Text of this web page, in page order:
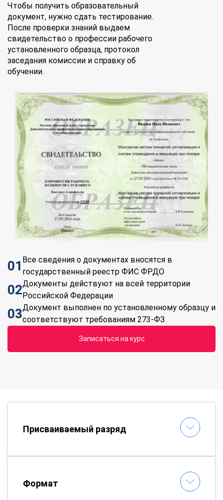
Чтобы получить образовательный
документ, нужно сдать тестирование.
После проверки знаний выдаем
свидетельство о профессии рабочего
установленного образца, протокол
заседания комиссии и справку об
обучении.
01 Все сведения о документах вносятся в
государственный реестр ФИС ФРДО
02Документы действуют на всей территории
Российской Федерации
03Документ выполнен по установленному образцу и
соответствуют требованиям 273-ФЗ
Записаться на курс
Присваиваемый разряд
Формат